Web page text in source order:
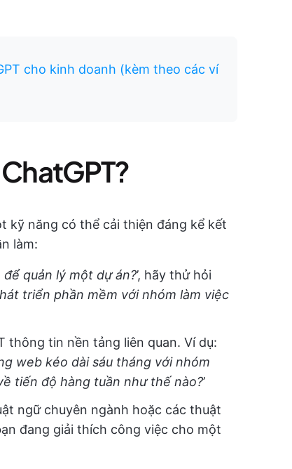
cho kinh doanh (kèm theo các ví
kỹ năng có thể cải thiện đáng kể kết
làm:
để quản lý một dự án?’, hãy thử hỏi
triển phần mềm với nhóm làm việc
thông tin nền tảng liên quan. Ví dụ:
web kéo dài sáu tháng với nhóm
tiến độ hàng tuần như thế nào?’
ngữ chuyên ngành hoặc các thuật
đang giải thích công việc cho một